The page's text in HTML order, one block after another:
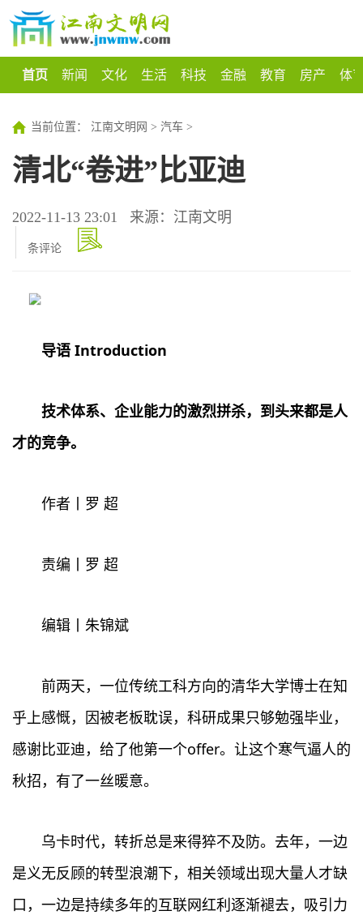
首页 新闻 文化 生活 科技 金融 教育 房产 体
当前位置： 江南文明网 > 汽车 >
清北“卷进”比亚迪
2022-11-13 23:01 来源：江南文明
条评论
导语 Introduction
技术体系、企业能力的激烈拼杀，到头来都是人
才的竞争。
作者丨罗 超
责编丨罗 超
编辑丨朱锦斌
前两天，一位传统工科方向的清华大学博士在知
乎上感慨，因被老板耽误，科研成果只够勉强毕业，
感谢比亚迪，给了他第一个offer。让这个寒气逼人的
秋招，有了一丝暖意。
乌卡时代，转折总是来得猝不及防。去年，一边
是义无反顾的转型浪潮下，相关领域出现大量人才缺
口，一边是持续多年的互联网红利逐渐褪去，吸引力